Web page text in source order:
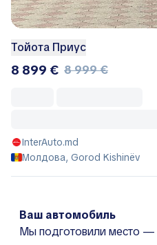
Тойота Приус
8 899 € 8 999 €
InterAuto.md
Молдова, Gorod Kishinëv
Ваш автомобиль
Мы подготовили место —